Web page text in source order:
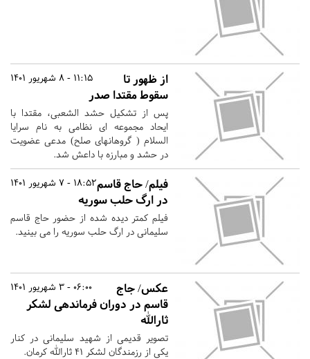
11:15 - 8 شهریور 1401
از ظهور تا
سقوط مقتدا صدر
پس از تشکیل حشد الشعبی، مقتدا با
ایحاد مجموعه ای نظامی به نام سرایا
السلام ( گروهانهای صلح) مدعی عضویت
در حشد و مبارزه با داعش شد.
18:52 - 7 شهریور 1401فیلم/ حاج قاسم
در ارگ حلب سوریه
فیلم کمتر دیده شده از حضور حاج قاسم
سلیمانی در ارگ حلب سوریه را می بینید.
06:00 - 3 شهریور 1401
عکس/ جاج
قاسم در دوران فرماندهی لشکر
ثارالله
تصویر قدیمی از شهید سلیمانی در کنار
یکی از رزمندگان لشکر ۴۱ ثارالله کرمان.